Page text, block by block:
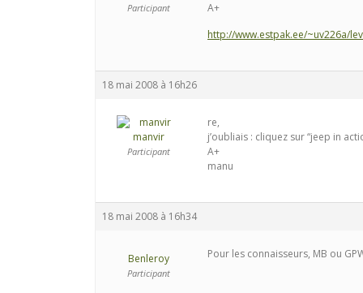
Participant
A+
http://www.estpak.ee/~uv226a/
18 mai 2008 à 16h26
manvir
Participant
re,
j’oubliais : cliquez sur “jeep in
A+
manu
18 mai 2008 à 16h34
Benleroy
Participant
Pour les connaisseurs, MB ou